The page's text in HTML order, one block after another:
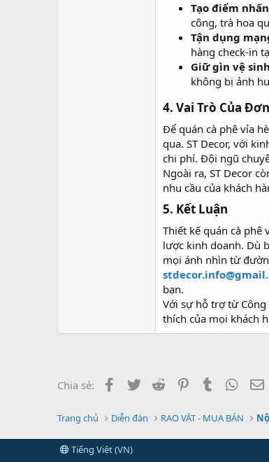
Tạo điểm
công, trà hoa
Tận dụng
hàng check-in
Giữ gìn vệ
không bị ảnh
4. Vai Trò Của
Để quán cà phê vỉa
qua. ST Decor, với
chi phí. Đội ngũ
Ngoài ra, ST Decor
nhu cầu của khách
5. Kết Luận​
Thiết kế quán cà phê
lược kinh doanh. Dù
mọi ánh nhìn từ
bạn.
Với sự hỗ trợ từ Công
thích của mọi khách
Chia sẻ: Facebook
Twitter Reddit PinterestTumblr
Trang chủ Diễn đàn RAO VẶT - MUA BÁN
Tiếng Việt (VN)